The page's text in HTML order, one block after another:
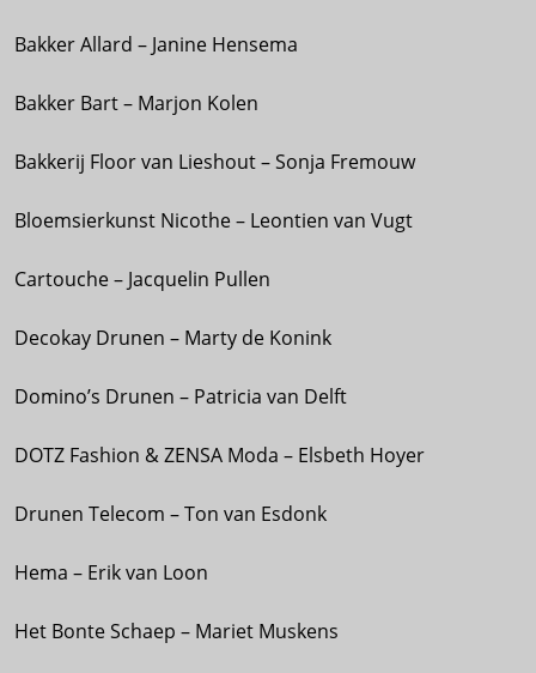
Bakker Allard – Janine Hensema
Bakker Bart – Marjon Kolen
Bakkerij Floor van Lieshout – Sonja Fremouw
Bloemsierkunst Nicothe – Leontien van Vugt
Cartouche – Jacquelin Pullen
Decokay Drunen – Marty de Konink
Domino’s Drunen – Patricia van Delft
DOTZ Fashion & ZENSA Moda – Elsbeth Hoyer
Drunen Telecom – Ton van Esdonk
Hema – Erik van Loon
Het Bonte Schaep – Mariet Muskens